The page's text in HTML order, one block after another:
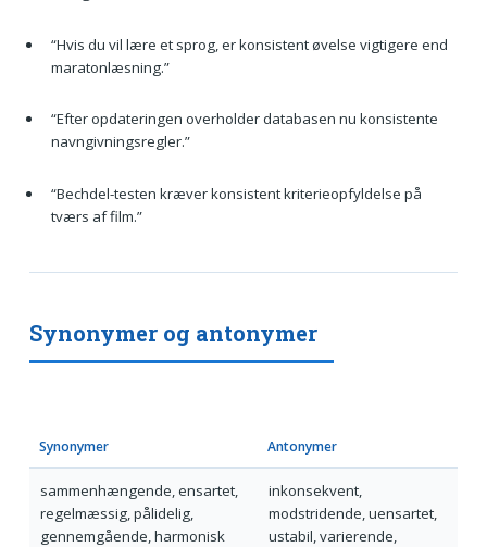
“Hvis du vil lære et sprog, er konsistent øvelse vigtigere end
maratonlæsning.”
“Efter opdateringen overholder databasen nu konsistente
navngivningsregler.”
“Bechdel-testen kræver konsistent kriterieopfyldelse på
tværs af film.”
Synonymer og antonymer
Synonymer Antonymer
sammenhængende, ensartet,
regelmæssig, pålidelig,
gennemgående, harmonisk
inkonsekvent,
modstridende, uensartet,
ustabil, varierende,